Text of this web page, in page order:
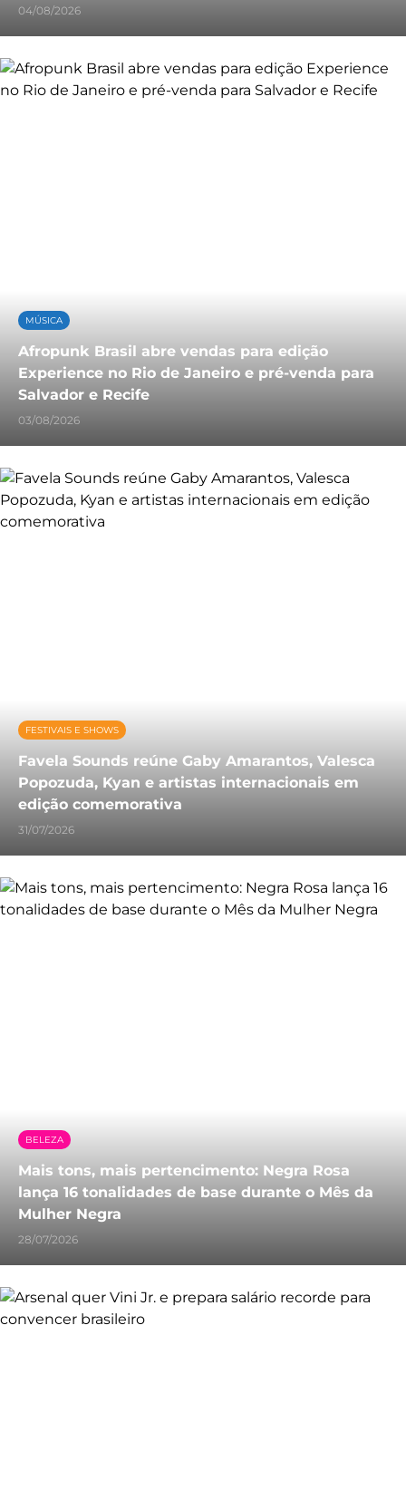
04/08/2026
MÚSICA
Afropunk Brasil abre vendas para edição
Experience no Rio de Janeiro e pré-venda para
Salvador e Recife
03/08/2026
FESTIVAIS E SHOWS
Favela Sounds reúne Gaby Amarantos, Valesca
Popozuda, Kyan e artistas internacionais em
edição comemorativa
31/07/2026
BELEZA
Mais tons, mais pertencimento: Negra Rosa
lança 16 tonalidades de base durante o Mês da
Mulher Negra
28/07/2026